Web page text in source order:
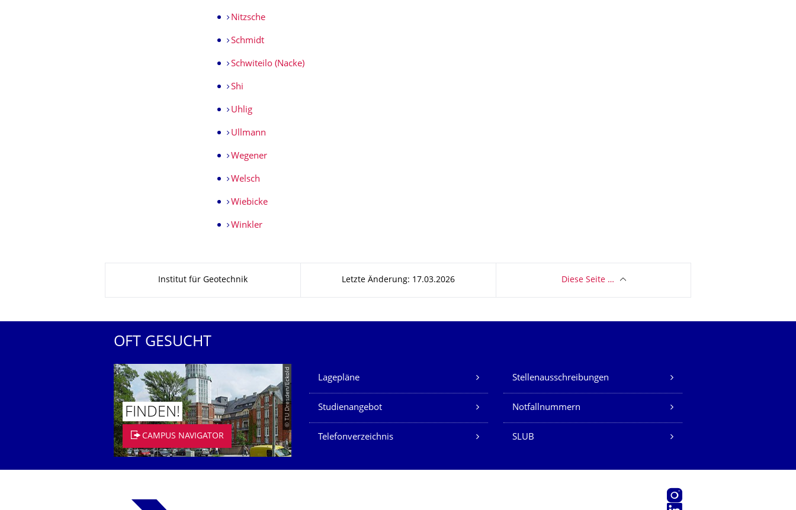
Nitzsche
Schmidt
Schwiteilo (Nacke)
Shi
Uhlig
Ullmann
Wegener
Welsch
Wiebicke
Winkler
Institut für Geotechnik Letzte Änderung: 17.03.2026 Diese Seite …
OFT GESUCHT
© TU Dresden/Eckold
FINDEN!
CAMPUS NAVIGATOR
Unsere Dienste
Lagepläne Stellenausschreibungen
Studienangebot Notfallnummern
Telefonverzeichnis SLUB
Instagram